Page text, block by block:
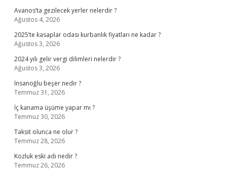
Avanos’ta gezilecek yerler nelerdir ?
Ağustos 4, 2026
2025’te kasaplar odası kurbanlık fiyatları ne kadar ?
Ağustos 3, 2026
2024 yılı gelir vergi dilimleri nelerdir ?
Ağustos 3, 2026
İnsanoğlu beşer nedir ?
Temmuz 31, 2026
İç kanama üşüme yapar mı ?
Temmuz 30, 2026
Taksit olunca ne olur ?
Temmuz 28, 2026
Kozluk eski adı nedir ?
Temmuz 26, 2026